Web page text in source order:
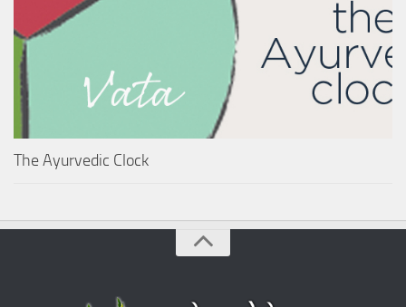
The Ayurvedic Clock